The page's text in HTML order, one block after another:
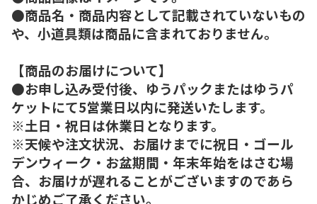
●商品名・商品内容として記載されていないもの
や、小道具類は商品に含まれておりません。
【商品のお届けについて】
●お申し込み受付後、ゆうパックまたはゆうパ
ケットにて5営業日以内に発送いたします。
※土日・祝日は休業日となります。
※天候や注文状況、お届けまでに祝日・ゴール
デンウィーク・お盆期間・年末年始をはさむ場
合、お届けが遅れることがございますのであら
かじめご了承ください。